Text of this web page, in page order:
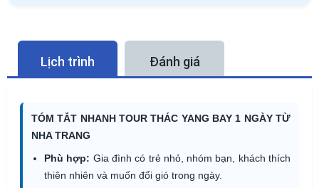
Lịch trình Đánh giá
TÓM TẮT NHANH TOUR THÁC YANG BAY 1 NGÀY TỪ
NHA TRANG
Phù hợp: Gia đình có trẻ nhỏ, nhóm bạn, khách thích
thiên nhiên và muốn đổi gió trong ngày.